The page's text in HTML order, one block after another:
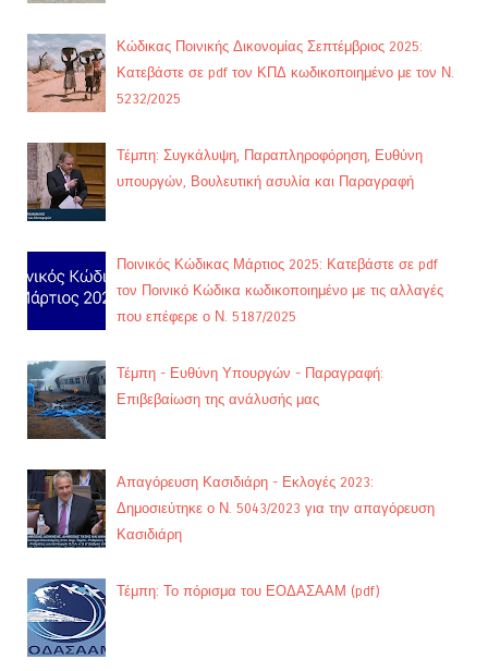
Κώδικας Ποινικής Δικονομίας Σεπτέμβριος 2025:
Κατεβάστε σε pdf τον ΚΠΔ κωδικοποιημένο με τον Ν.
5232/2025
Τέμπη: Συγκάλυψη, Παραπληροφόρηση, Ευθύνη
υπουργών, Βουλευτική ασυλία και Παραγραφή
Ποινικός Κώδικας Μάρτιος 2025: Κατεβάστε σε pdf
τον Ποινικό Κώδικα κωδικοποιημένο με τις αλλαγές
που επέφερε ο Ν. 5187/2025
Τέμπη - Ευθύνη Υπουργών - Παραγραφή:
Επιβεβαίωση της ανάλυσής μας
Απαγόρευση Κασιδιάρη - Εκλογές 2023:
Δημοσιεύτηκε ο Ν. 5043/2023 για την απαγόρευση
Κασιδιάρη
Τέμπη: Το πόρισμα του ΕΟΔΑΣΑΑΜ (pdf)